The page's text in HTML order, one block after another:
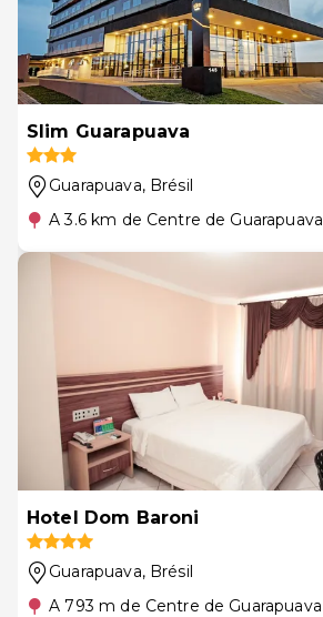
Slim Guarapuava
Guarapuava, Brésil
A 3.6 km de Centre de Guarapuava
Hotel Dom Baroni
Guarapuava, Brésil
A 793 m de Centre de Guarapuava